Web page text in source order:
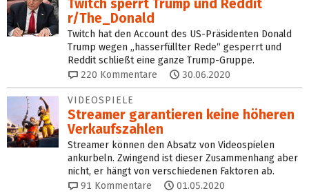
Twitch sperrt Trump und Reddit
r/The_Donald
Twitch hat den Account des US-Präsidenten Donald
Trump wegen „hasserfüllter Rede“ gesperrt und
Reddit schließt eine ganze Trump-Gruppe.
220 Kommentare 30.06.2020
VIDEOSPIELE
Streamer garantieren keine höheren
Verkaufszahlen
Streamer können den Absatz von Videospielen
ankurbeln. Zwingend ist dieser Zusammenhang aber
nicht, er hängt von verschiedenen Faktoren ab.
91 Kommentare 01.05.2020